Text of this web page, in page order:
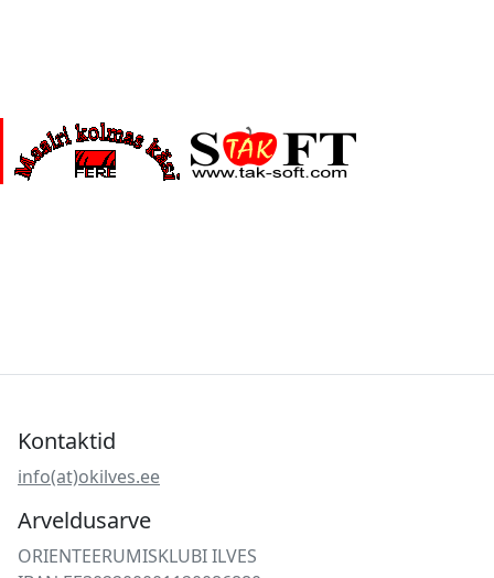
Kontaktid
info(at)okilves.ee
Arveldusarve
ORIENTEERUMISKLUBI ILVES